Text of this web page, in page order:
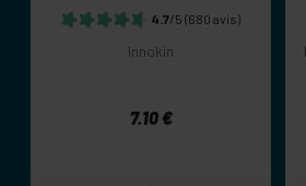
4.7/5 (680 avis)
Innokin
7.10 €